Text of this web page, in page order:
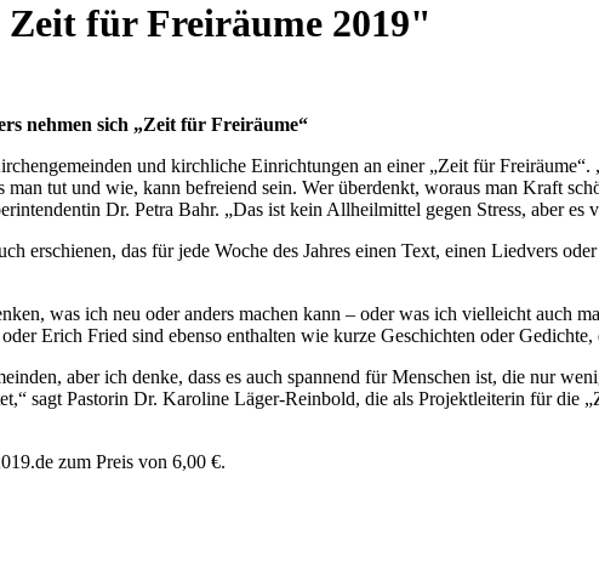
Zeit für Freiräume 2019"
nehmen sich „Zeit für Freiräume“
und kirchliche Einrichtungen an einer „Zeit für
tut und wie, kann befreiend sein. Wer überdenkt, woraus man Kraft
Dr. Petra Bahr. „Das ist kein Allheilmittel gegen Stress, aber
erschienen, das für jede Woche des Jahres einen Text, einen Liedvers
was ich neu oder anders machen kann – oder was ich vielleicht auch
Erich Fried sind ebenso enthalten wie kurze Geschichten oder
aber ich denke, dass es auch spannend für Menschen ist, die nur
sagt Pastorin Dr. Karoline Läger-Reinbold, die als Projektleiterin für die
zum Preis von 6,00 €.